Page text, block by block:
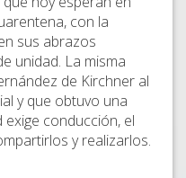
con la
sus abrazos
unidad. La misma
de Kirchner al
y que obtuvo una
conducción, el
y realizarlos.